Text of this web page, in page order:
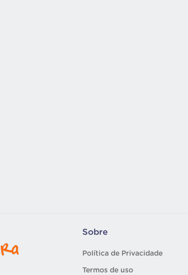
Sobre
Política de Privacidade
Termos de uso